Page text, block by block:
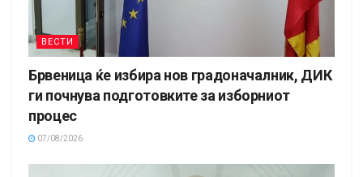
ВЕСТИ
Брвеница ќе избира нов градоначалник, ДИК
ги почнува подготовките за изборниот
процес
07/08/2026